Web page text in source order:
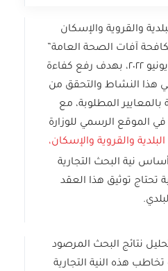
والقروية والإسكان
آفات الصحة العامة”
عبر منصة بلدي بتاريخ ٢ يونيو ٢٠٢٢، بهدف رفع كفاءة
هذا النشاط والتحقق من
بالمعايير المطلوبة، مع
الموقع الرسمي للوزارة
والقروية والإسكان،
نية البحث التجارية
تحتاج توثيق هذا العقد
نتائج البحث المرصود
هذه النية التجارية